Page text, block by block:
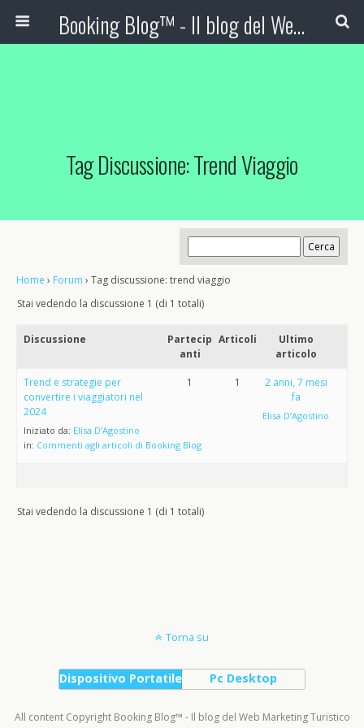
Booking Blog™ - Il blog del Web Marketing Turistico
Tag Discussione: Trend Viaggio
Home › Forum › Tag discussione: trend viaggio
Stai vedendo la discussione 1 (di 1 totali)
Discussione
Partecip
anti
Articoli
Ultimo
articolo
Trend e strategie per
convertire i viaggiatori nel
2024
Iniziato da: Elisa D’Agostino
in: Commenti agli articoli di Booking Blog
1 1
2 anni, 7 mesi
fa
Elisa D’Agostino
Stai vedendo la discussione 1 (di 1 totali)
Torna su
Dispositivo Portatile Pc Desktop
All content Copyright Booking Blog™ - Il blog del Web Marketing Turistico